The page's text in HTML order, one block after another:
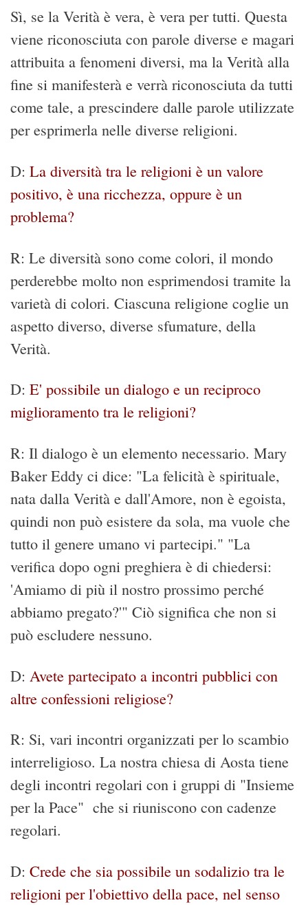
Sì, se la Verità è vera, è vera per tutti. Questa
viene riconosciuta con parole diverse e magari
attribuita a fenomeni diversi, ma la Verità alla
fine si manifesterà e verrà riconosciuta da tutti
come tale, a prescindere dalle parole utilizzate
per esprimerla nelle diverse religioni.
D: La diversità tra le religioni è un valore
positivo, è una ricchezza, oppure è un
problema?
R: Le diversità sono come colori, il mondo
perderebbe molto non esprimendosi tramite la
varietà di colori. Ciascuna religione coglie un
aspetto diverso, diverse sfumature, della
Verità.
D: E' possibile un dialogo e un reciproco
miglioramento tra le religioni?
R: Il dialogo è un elemento necessario. Mary
Baker Eddy ci dice: "La felicità è spirituale,
nata dalla Verità e dall'Amore, non è egoista,
quindi non può esistere da sola, ma vuole che
tutto il genere umano vi partecipi." "La
verifica dopo ogni preghiera è di chiedersi:
'Amiamo di più il nostro prossimo perché
abbiamo pregato?'" Ciò significa che non si
può escludere nessuno.
D: Avete partecipato a incontri pubblici con
altre confessioni religiose?
R: Si, vari incontri organizzati per lo scambio
interreligioso. La nostra chiesa di Aosta tiene
degli incontri regolari con i gruppi di "Insieme
per la Pace" che si riuniscono con cadenze
regolari.
D: Crede che sia possibile un sodalizio tra le
religioni per l'obiettivo della pace, nel senso